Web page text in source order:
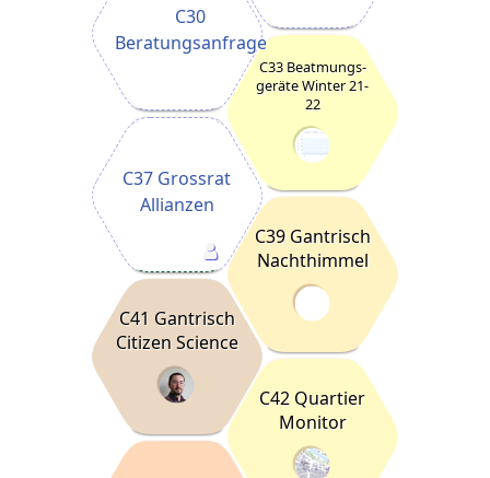
C30
Beratungsanfrage
C33 Beatmungs-
geräte Winter 21-
22
C37 Grossrat
Allianzen
C39 Gantrisch
Nachthimmel
C41 Gantrisch
Citizen Science
C42 Quartier
Monitor